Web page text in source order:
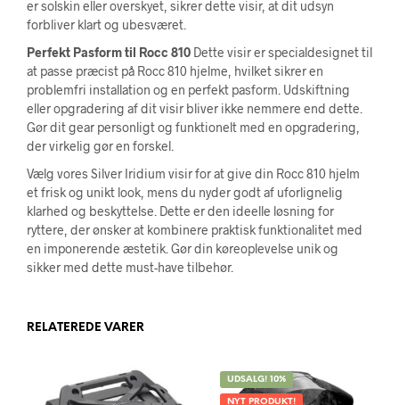
er solskin eller overskyet, sikrer dette visir, at dit udsyn
forbliver klart og ubesværet.
Perfekt Pasform til Rocc 810 Dette visir er specialdesignet til
at passe præcist på Rocc 810 hjelme, hvilket sikrer en
problemfri installation og en perfekt pasform. Udskiftning
eller opgradering af dit visir bliver ikke nemmere end dette.
Gør dit gear personligt og funktionelt med en opgradering,
der virkelig gør en forskel.
Vælg vores Silver Iridium visir for at give din Rocc 810 hjelm
et frisk og unikt look, mens du nyder godt af uforlignelig
klarhed og beskyttelse. Dette er den ideelle løsning for
ryttere, der ønsker at kombinere praktisk funktionalitet med
en imponerende æstetik. Gør din køreoplevelse unik og
sikker med dette must-have tilbehør.
RELATEREDE VARER
UDSALG! 10%
NYT PRODUKT!